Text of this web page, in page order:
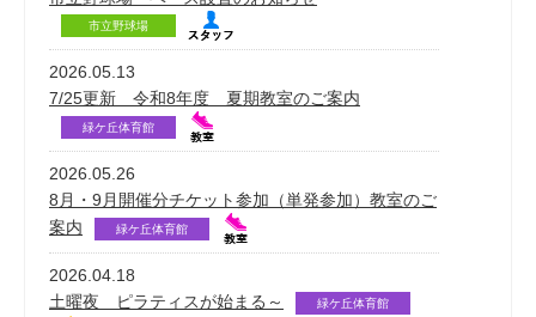
市立野球場
2026.05.13
7/25更新 令和8年度 夏期教室のご案内
緑ケ丘体育館
2026.05.26
8月・9月開催分チケット参加（単発参加）教室のご
案内
緑ケ丘体育館
2026.04.18
土曜夜 ピラティスが始まる～
緑ケ丘体育館